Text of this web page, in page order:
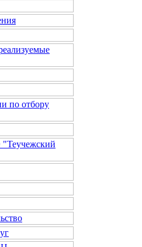
по отбору